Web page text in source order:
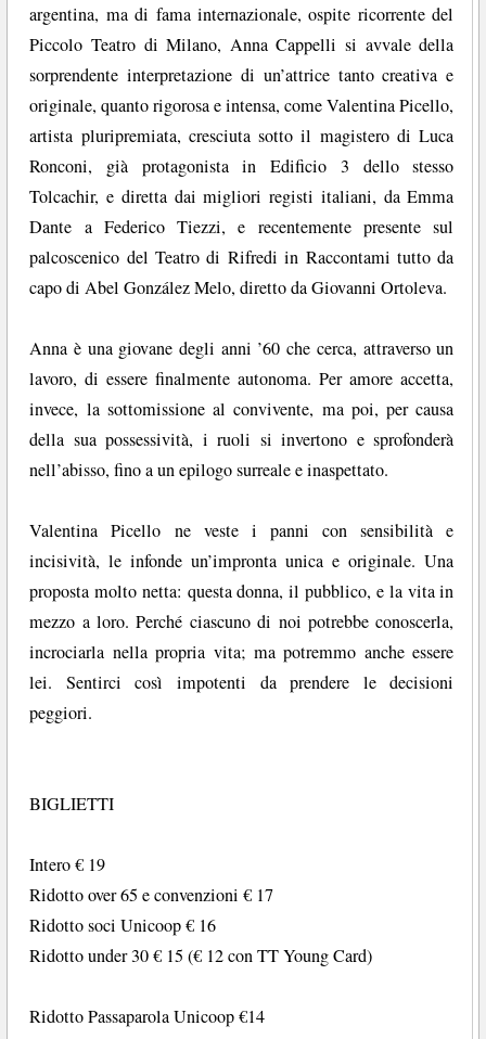
argentina, ma di fama internazionale, ospite ricorrente del
Piccolo Teatro di Milano, Anna Cappelli si avvale della
sorprendente interpretazione di un’attrice tanto creativa e
originale, quanto rigorosa e intensa, come Valentina Picello,
artista pluripremiata, cresciuta sotto il magistero di Luca
Ronconi, già protagonista in Edificio 3 dello stesso
Tolcachir, e diretta dai migliori registi italiani, da Emma
Dante a Federico Tiezzi, e recentemente presente sul
palcoscenico del Teatro di Rifredi in Raccontami tutto da
capo di Abel González Melo, diretto da Giovanni Ortoleva.
Anna è una giovane degli anni ’60 che cerca, attraverso un
lavoro, di essere finalmente autonoma. Per amore accetta,
invece, la sottomissione al convivente, ma poi, per causa
della sua possessività, i ruoli si invertono e sprofonderà
nell’abisso, fino a un epilogo surreale e inaspettato.
Valentina Picello ne veste i panni con sensibilità e
incisività, le infonde un’impronta unica e originale. Una
proposta molto netta: questa donna, il pubblico, e la vita in
mezzo a loro. Perché ciascuno di noi potrebbe conoscerla,
incrociarla nella propria vita; ma potremmo anche essere
lei. Sentirci così impotenti da prendere le decisioni
peggiori.
BIGLIETTI
Intero € 19
Ridotto over 65 e convenzioni € 17
Ridotto soci Unicoop € 16
Ridotto under 30 € 15 (€ 12 con TT Young Card)
Ridotto Passaparola Unicoop €14